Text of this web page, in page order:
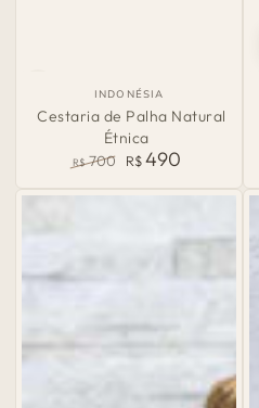
País
de
Origem:
INDONÉSIA
Cestaria de Palha Natural
Étnica
normal
R$ 700 R$ 490